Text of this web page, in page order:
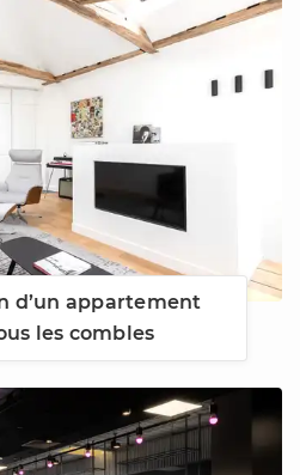
d’un appartement
les combles